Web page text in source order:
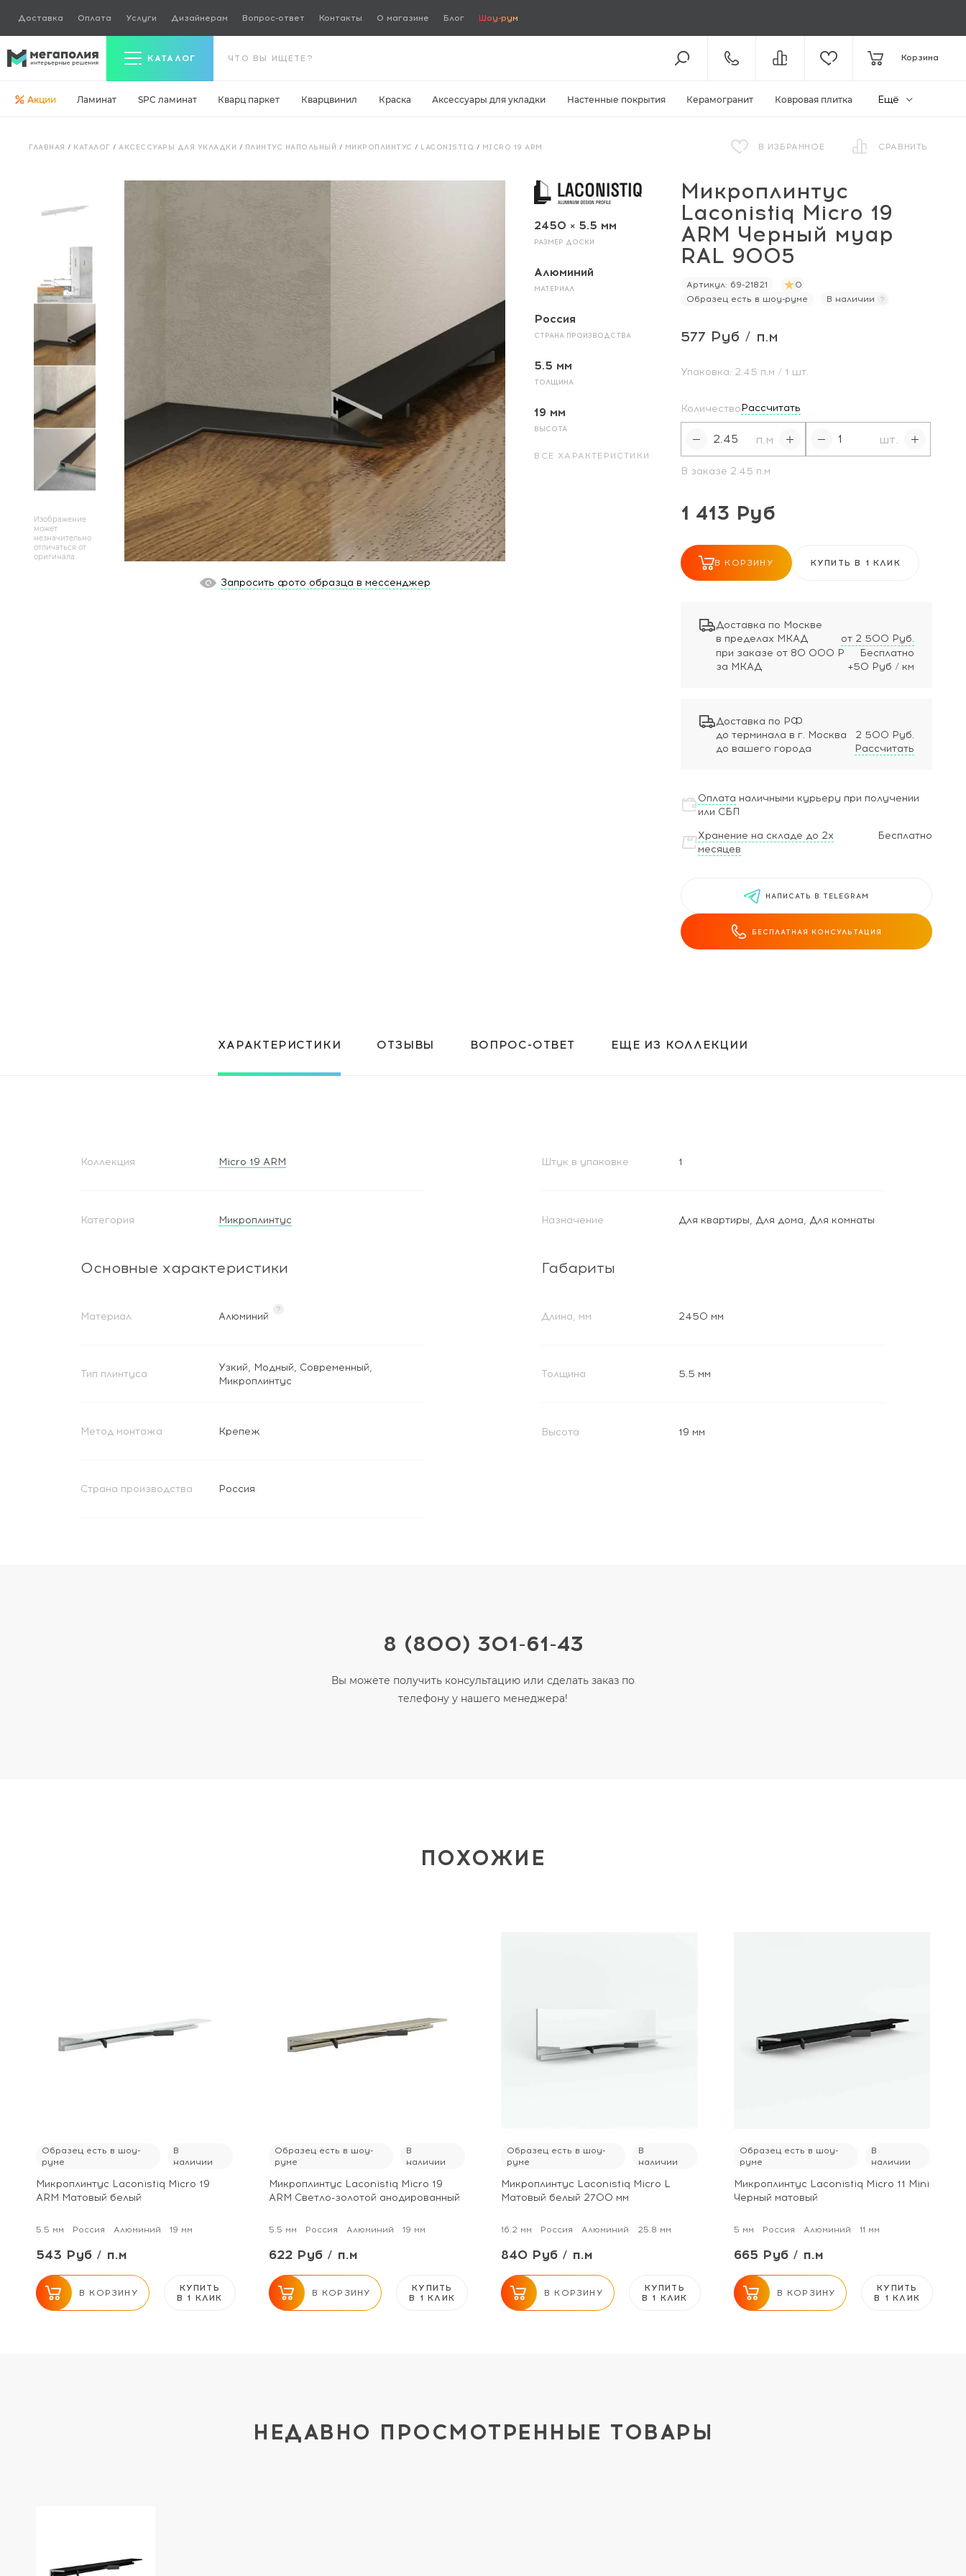
Доставка Оплата Услуги Дизайнерам Вопрос-ответ Контакты О магазине Блог Шоу-рум
8 (800) 301-61-43
КОЛЛ-ЦЕНТР / С 10:00
E-MAIL
Видное, ул. Старо-Нагорная, д.
20 ТЦ «Видное Парк»
ШОУ-РУМ
КАТАЛОГ
Кварцвинил
Паркетная доска
Инженерная доска
Массивная доска
Террасная доска
Аксессуары для укладки
Настенные покрытия
Отопительное оборудование
Бренды
Новинки
Корзина
Акции Ламинат SPC ламинат Кварц паркет Кварцвинил Краска Аксессуары для укладки Настенные покрытия Керамогранит Ковровая плитка Ещё
ГЛАВНАЯ / КАТАЛОГ /АКСЕССУАРЫ ДЛЯ УКЛАДКИ / ПЛИНТУС НАПОЛЬНЫЙ / МИКРОПЛИНТУС / LACONISTIQ / MICRO 19 ARM
Изображение
может
незначительно
отличаться от
оригинала
Запросить фото образца в мессенджер
2450 × 5.5 мм
РАЗМЕР ДОСКИ
Алюминий
МАТЕРИАЛ
Россия
СТРАНА ПРОИЗВОДСТВА
5.5 мм
ТОЛЩИНА
19 мм
ВЫСОТА
ВСЕ ХАРАКТЕРИСТИКИ
В ИЗБРАННОЕ СРАВНИТЬ
Микроплинтус
Laconistiq Micro 19
ARM Черный муар
RAL 9005
Артикул: 69-21821
0
Образец есть в шоу-руме
В наличии
577 Руб / п.м
Упаковка: 2.45 п.м / 1 шт.
КоличествоРассчитать
п.м шт.
В заказе 2.45 п.м
1 413 Руб
В КОРЗИНУ КУПИТЬ В 1 КЛИК
Доставка по Москве
в пределах МКАД
от 2 500 Руб.
при заказе от 80 000 Р
Бесплатно
за МКАД
+50 Руб / км
Доставка по РФ
до терминала в г. Москва
2 500 Руб.
до вашего города
Рассчитать
Оплата наличными курьеру при получении
или СБП
Хранение на складе до 2х
месяцев
Бесплатно
НАПИСАТЬ В TELEGRAM
БЕСПЛАТНАЯ КОНСУЛЬТАЦИЯ
ХАРАКТЕРИСТИКИ ОТЗЫВЫ ВОПРОС-ОТВЕТ ЕЩЕ ИЗ КОЛЛЕКЦИИ
Коллекция Micro 19 ARM
Категория Микроплинтус
Основные характеристики
Материал Алюминий
?
Тип плинтуса
Узкий, Модный, Современный,
Микроплинтус
Метод монтажа Крепеж
Страна производства Россия
Штук в упаковке 1
Назначение Для квартиры, Для дома, Для комнаты
Габариты
Длина, мм 2450 мм
Толщина 5.5 мм
Высота 19 мм
8 (800) 301-61-43
Вы можете получить консультацию или сделать заказ по
телефону у нашего менеджера!
ПОХОЖИЕ
Образец есть в шоу-
руме
В
наличии
Микроплинтус Laconistiq Micro 19
ARM Матовый белый
5.5 мм Россия Алюминий 19 мм
543 Руб / п.м
В КОРЗИНУ
КУПИТЬ
В 1 КЛИК
Образец есть в шоу-
руме
В
наличии
Микроплинтус Laconistiq Micro 19
ARM Светло-золотой анодированный
5.5 мм Россия Алюминий 19 мм
622 Руб / п.м
В КОРЗИНУ
КУПИТЬ
В 1 КЛИК
Образец есть в шоу-
руме
В
наличии
Микроплинтус Laconistiq Micro L
Матовый белый 2700 мм
16.2 мм Россия Алюминий 25.8 мм
840 Руб / п.м
В КОРЗИНУ
КУПИТЬ
В 1 КЛИК
Образец есть в шоу-
руме
В
наличии
Микроплинтус Laconistiq Micro 11 Mini
Черный матовый
5 мм Россия Алюминий 11 мм
665 Руб / п.м
В КОРЗИНУ
КУПИТЬ
В 1 КЛИК
НЕДАВНО ПРОСМОТРЕННЫЕ ТОВАРЫ